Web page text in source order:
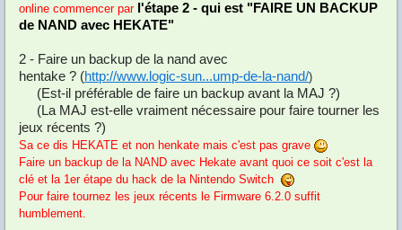
online commencer par l'étape 2 - qui est "FAIRE UN BACKUP
de NAND avec HEKATE"
2 - Faire un backup de la nand avec
hentake ? (http://www.logic-sun...ump-de-la-nand/)
(Est-il préférable de faire un backup avant la MAJ ?)
(La MAJ est-elle vraiment nécessaire pour faire tourner les
jeux récents ?)
Sa ce dis HEKATE et non henkate mais c'est pas grave
Faire un backup de la NAND avec Hekate avant quoi ce soit c'est la
clé et la 1er étape du hack de la Nintendo Switch
Pour faire tournez les jeux récents le Firmware 6.2.0 suffit
humblement.